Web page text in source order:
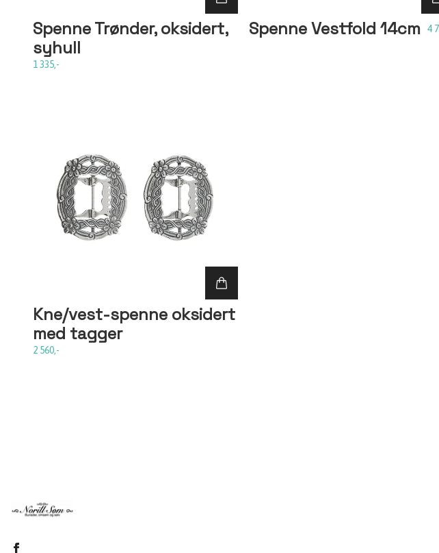
Spenne Trønder, oksidert,
syhull
1 335,-
Spenne Vestfold 14cm 4
Kne/vest-spenne oksidert
med tagger
2 560,-